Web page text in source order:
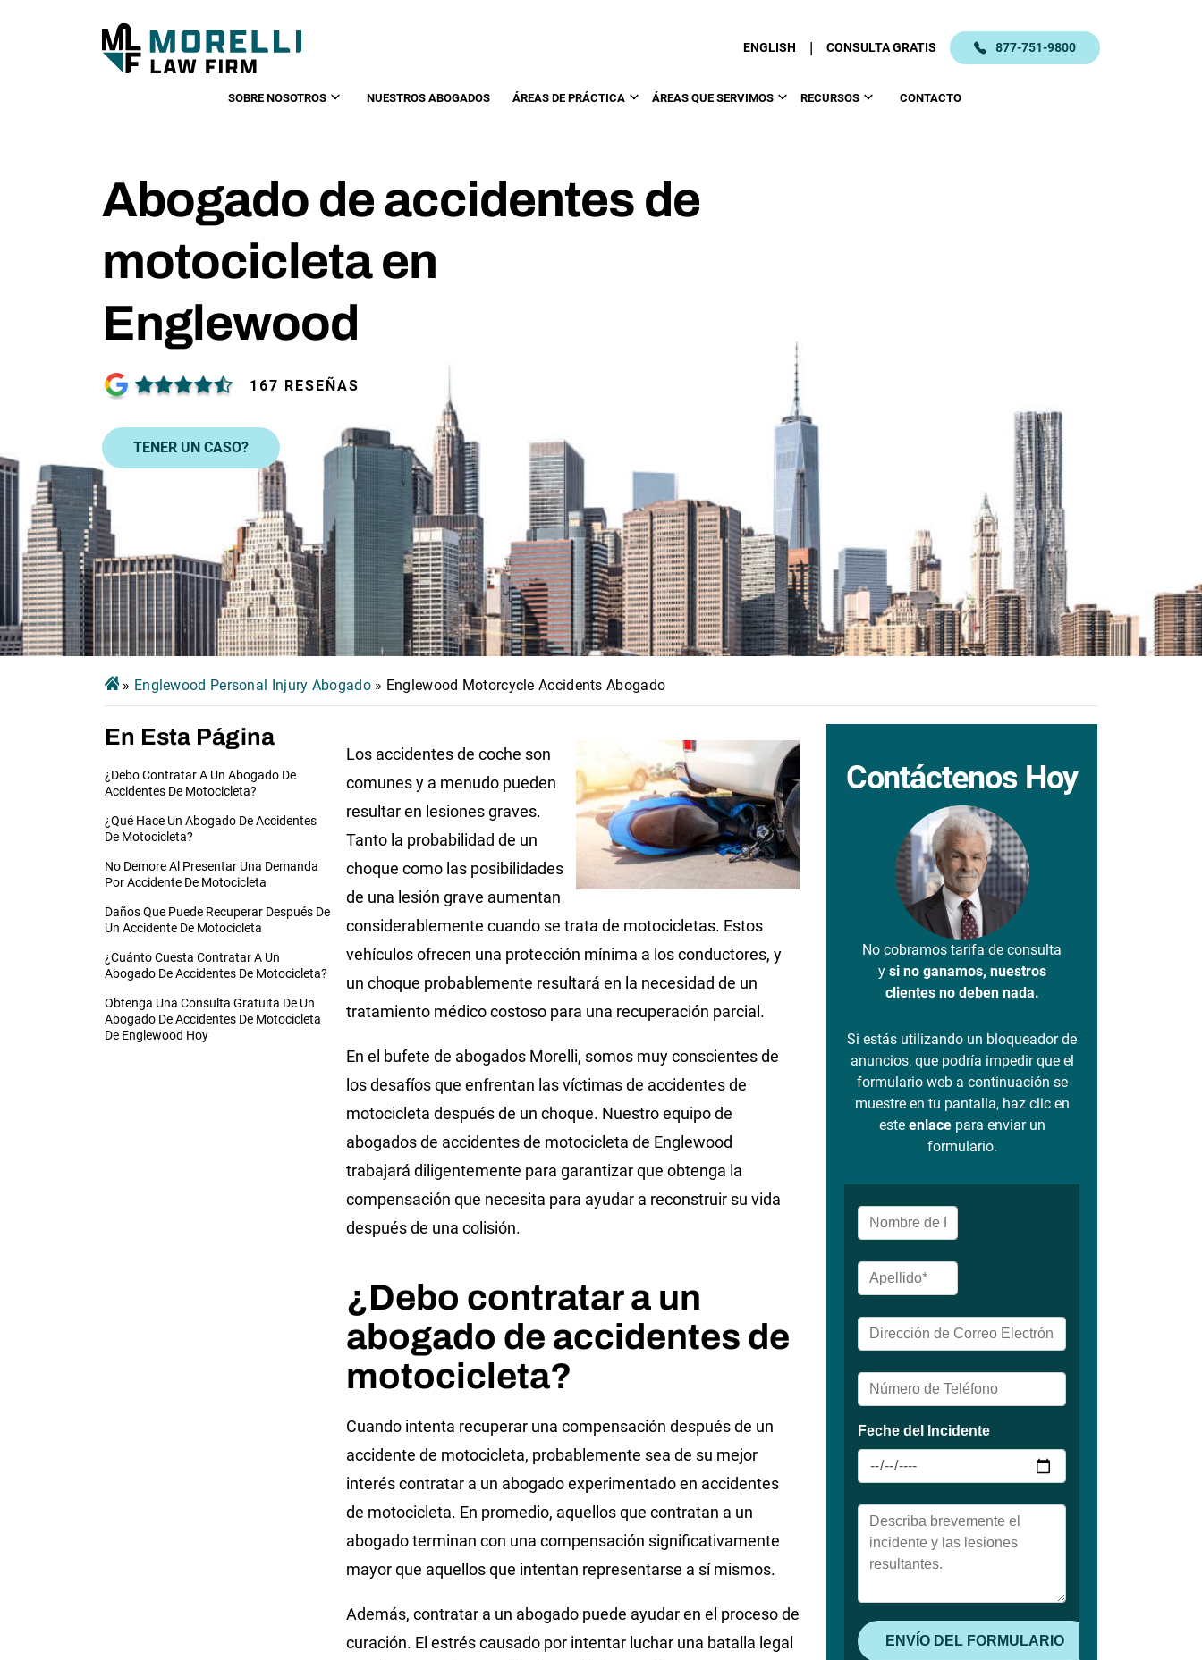
ENGLISH | CONSULTA GRATIS 877-751-9800
SOBRE NOSOTROS NUESTROS ABOGADOS ÁREAS DE PRÁCTICA ÁREAS QUE SERVIMOS RECURSOS CONTACTO
Abogado de accidentes de
motocicleta en
Englewood
167 RESEÑAS
TENER UN CASO?
» Englewood Personal Injury Abogado» Englewood Motorcycle Accidents Abogado
En Esta Página
¿Debo Contratar A Un Abogado De
Accidentes De Motocicleta?
¿Qué Hace Un Abogado De Accidentes
De Motocicleta?
No Demore Al Presentar Una Demanda
Por Accidente De Motocicleta
Daños Que Puede Recuperar Después De
Un Accidente De Motocicleta
¿Cuánto Cuesta Contratar A Un
Abogado De Accidentes De Motocicleta?
Obtenga Una Consulta Gratuita De Un
Abogado De Accidentes De Motocicleta
De Englewood Hoy
Los accidentes de coche son
comunes y a menudo pueden
resultar en lesiones graves.
Tanto la probabilidad de un
choque como las posibilidades
de una lesión grave aumentan
considerablemente cuando se trata de motocicletas. Estos
vehículos ofrecen una protección mínima a los conductores, y
un choque probablemente resultará en la necesidad de un
tratamiento médico costoso para una recuperación parcial.
En el bufete de abogados Morelli, somos muy conscientes de
los desafíos que enfrentan las víctimas de accidentes de
motocicleta después de un choque. Nuestro equipo de
abogados de accidentes de motocicleta de Englewood
trabajará diligentemente para garantizar que obtenga la
compensación que necesita para ayudar a reconstruir su vida
después de una colisión.
¿Debo contratar a un
abogado de accidentes de
motocicleta?
Cuando intenta recuperar una compensación después de un
accidente de motocicleta, probablemente sea de su mejor
interés contratar a un abogado experimentado en accidentes
de motocicleta. En promedio, aquellos que contratan a un
abogado terminan con una compensación significativamente
mayor que aquellos que intentan representarse a sí mismos.
Además, contratar a un abogado puede ayudar en el proceso de
curación. El estrés causado por intentar luchar una batalla legal
Contáctenos Hoy
No cobramos tarifa de consulta
y si no ganamos, nuestros
clientes no deben nada.
Si estás utilizando un bloqueador de
anuncios, que podría impedir que el
formulario web a continuación se
muestre en tu pantalla, haz clic en
este enlacepara enviar un
formulario.